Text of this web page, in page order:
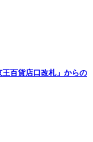
王百貨店口改札」からの